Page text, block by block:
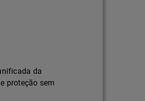
da
proteção sem